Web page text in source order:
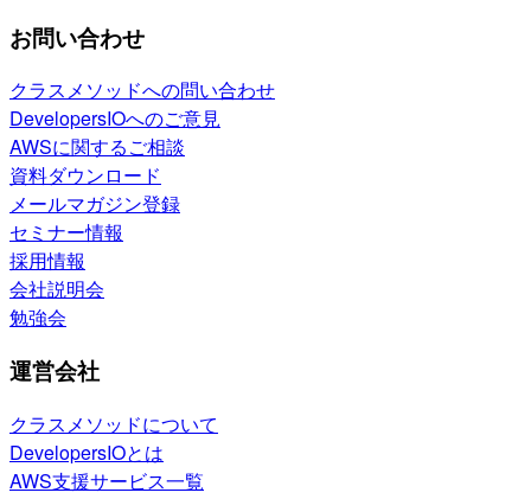
お問い合わせ
クラスメソッドへの問い合わせ
DevelopersIOへのご意見
AWSに関するご相談
資料ダウンロード
メールマガジン登録
セミナー情報
採用情報
会社説明会
勉強会
運営会社
クラスメソッドについて
DevelopersIOとは
AWS支援サービス一覧